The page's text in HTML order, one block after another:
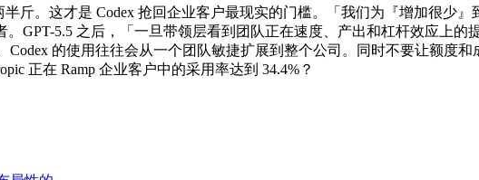
斤。这才是 Codex 抢回企业客户最现实的门槛。「我们为『增加很少
。GPT-5.5 之后，「一旦带领层看到团队正在速度、产出和杠杆效应上
Codex 的使用往往会从一个团队敏捷扩展到整个公司。同时不要让额度
正在 Ramp 企业客户中的采用率达到 34.4%？